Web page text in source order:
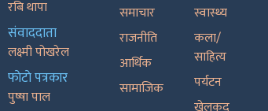
रबि थापा
संवाददाता
लक्ष्मी पोखरेल
फाेटाे पत्रकार
पुष्षा पाल
समाचार
राजनीति
आर्थिक
सामाजिक
स्वास्थ्य
कला/
साहित्य
पर्यटन